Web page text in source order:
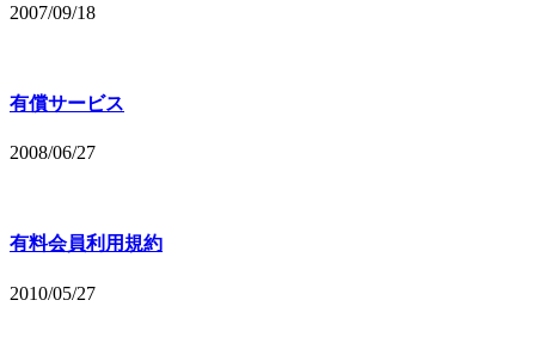
2007/09/18
有償サービス
2008/06/27
有料会員利用規約
2010/05/27